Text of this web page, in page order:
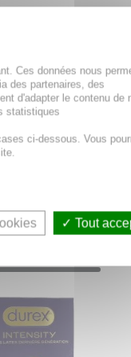
Ces données nous
des partenaires, des
d'adapter le contenu de
statistiques
ci-dessous. Vous
Tout